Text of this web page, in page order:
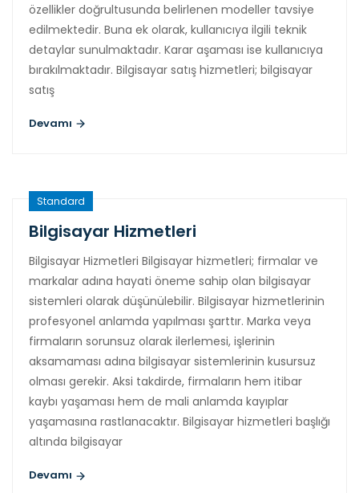
özellikler doğrultusunda belirlenen modeller tavsiye
edilmektedir. Buna ek olarak, kullanıcıya ilgili teknik
detaylar sunulmaktadır. Karar aşaması ise kullanıcıya
bırakılmaktadır. Bilgisayar satış hizmetleri; bilgisayar
satış
Devamı
Standard
Bilgisayar Hizmetleri
Bilgisayar Hizmetleri Bilgisayar hizmetleri; firmalar ve
markalar adına hayati öneme sahip olan bilgisayar
sistemleri olarak düşünülebilir. Bilgisayar hizmetlerinin
profesyonel anlamda yapılması şarttır. Marka veya
firmaların sorunsuz olarak ilerlemesi, işlerinin
aksamaması adına bilgisayar sistemlerinin kusursuz
olması gerekir. Aksi takdirde, firmaların hem itibar
kaybı yaşaması hem de mali anlamda kayıplar
yaşamasına rastlanacaktır. Bilgisayar hizmetleri başlığı
altında bilgisayar
Devamı